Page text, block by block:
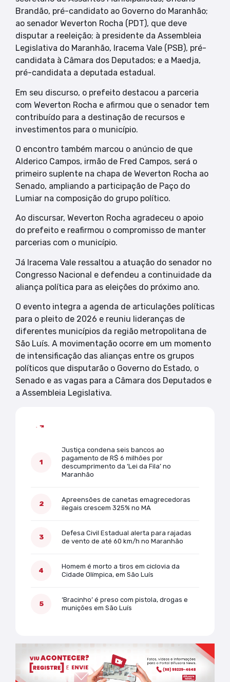
Brandão, pré-candidato ao Governo do Maranhão;
ao senador Weverton Rocha (PDT), que deve
disputar a reeleição; à presidente da Assembleia
Legislativa do Maranhão, Iracema Vale (PSB), pré-
candidata à Câmara dos Deputados; e a Maedja,
pré-candidata a deputada estadual.
Em seu discurso, o prefeito destacou a parceria
com Weverton Rocha e afirmou que o senador tem
contribuído para a destinação de recursos e
investimentos para o município.
O encontro também marcou o anúncio de que
Alderico Campos, irmão de Fred Campos, será o
primeiro suplente na chapa de Weverton Rocha ao
Senado, ampliando a participação de Paço do
Lumiar na composição do grupo político.
Ao discursar, Weverton Rocha agradeceu o apoio
do prefeito e reafirmou o compromisso de manter
parcerias com o município.
Já Iracema Vale ressaltou a atuação do senador no
Congresso Nacional e defendeu a continuidade da
aliança política para as eleições do próximo ano.
O evento integra a agenda de articulações políticas
para o pleito de 2026 e reuniu lideranças de
diferentes municípios da região metropolitana de
São Luís. A movimentação ocorre em um momento
de intensificação das alianças entre os grupos
políticos que disputarão o Governo do Estado, o
Senado e as vagas para a Câmara dos Deputados e
a Assembleia Legislativa.
Justiça condena seis bancos ao
pagamento de R$ 6 milhões por
descumprimento da ‘Lei da Fila’ no
Maranhão
Apreensões de canetas emagrecedoras
ilegais crescem 325% no MA
Defesa Civil Estadual alerta para rajadas
de vento de até 60 km/h no Maranhão
Homem é morto a tiros em ciclovia da
Cidade Olímpica, em São Luís
‘Bracinho’ é preso com pistola, drogas e
munições em São Luís